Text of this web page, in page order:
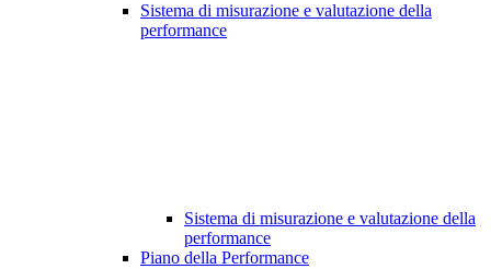
Sistema di misurazione e valutazione della
performance
Sistema di misurazione e valutazione della
performance
Piano della Performance